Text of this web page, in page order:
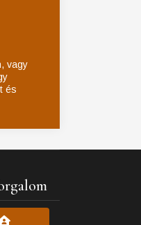
vagy
és